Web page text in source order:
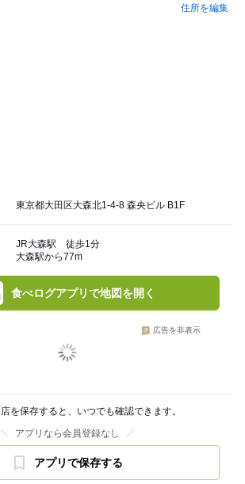
住所を編集
東京都大田区大森北1-4-8 森央ビル B1F
JR大森駅 徒歩1分
大森駅から77m
食べログアプリで地図を開く
広告を非表示
を保存すると、いつでも確認できます。
アプリなら会員登録なし
アプリで保存する